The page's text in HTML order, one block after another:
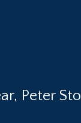
Peter